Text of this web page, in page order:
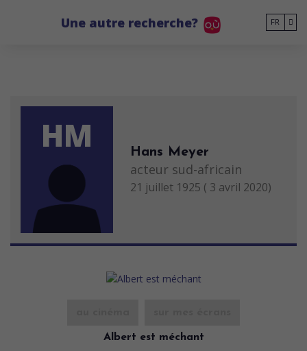
Une autre recherche? FR
HM Hans Meyer
acteur sud-africain
21 juillet 1925 ( 3 avril 2020)
Albert est méchant